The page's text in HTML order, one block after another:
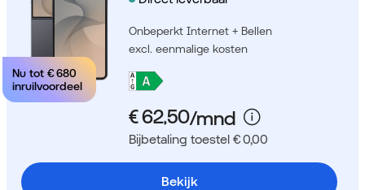
Nu tot € 680
inruilvoordeel
Onbeperkt Internet + Bellen
excl. eenmalige kosten
Bijbetaling toestel € 0,00
Bekijk